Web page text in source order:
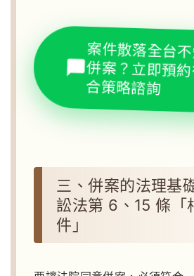
案件散落全台
併案？立即預
合策略諮詢
三、併案的法理基
訟法第 6、15 條「
件」